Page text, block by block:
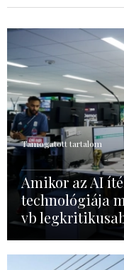
Támogatott tartalom
Amikor az AI
technológiája
vb